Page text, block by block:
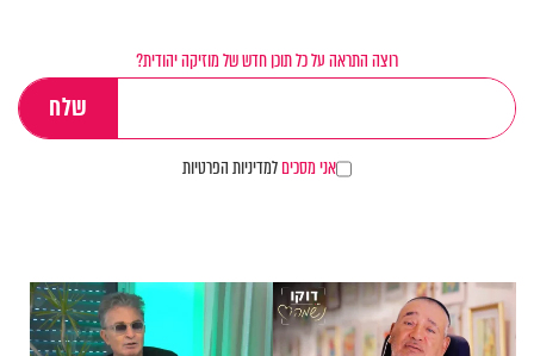
רוצה התראה על כל תוכן חדש של מוזיקה יהודית?
אני מסכיםלמדיניות הפרטיות